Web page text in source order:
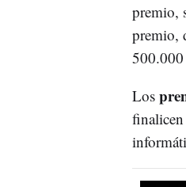
premio,
premio,
500.000
Los
finalicen